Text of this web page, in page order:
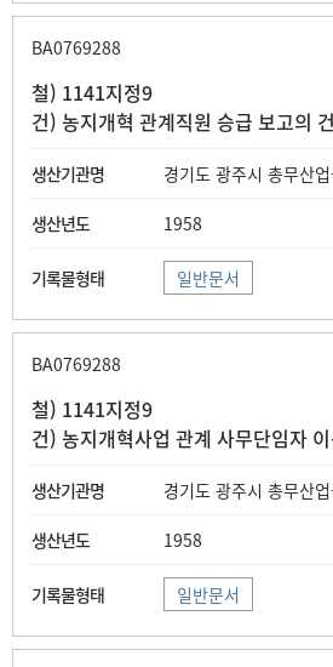
BA0769288
철) 1141지정9
건) 농지개혁 관계직원 승급 보고의 건
경기도 광주시 총무산
1958
일반문서
BA0769288
철) 1141지정9
건) 농지개혁사업 관계 사무단임자
경기도 광주시 총무산
1958
일반문서